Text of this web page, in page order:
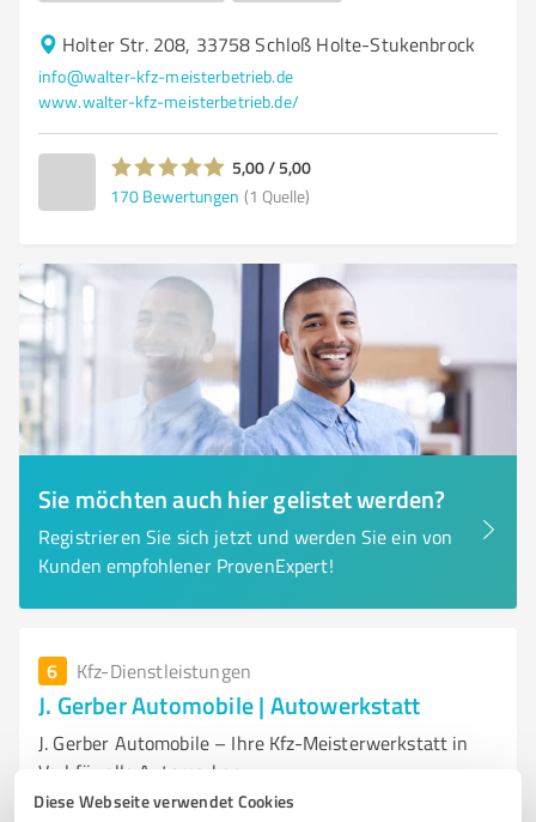
Diese Webseite verwendet Cookies
Holter Str. 208, 33758 Schloß Holte-Stukenbrock
info@walter-kfz-meisterbetrieb.de
www.walter-kfz-meisterbetrieb.de/
5,00 / 5,00
170 Bewertungen (1 Quelle)
Sie möchten auch hier gelistet werden?
Registrieren Sie sich jetzt und werden Sie ein von
Kunden empfohlener ProvenExpert!
6 Kfz-Dienstleistungen
J. Gerber Automobile | Autowerkstatt
J. Gerber Automobile – Ihre Kfz-Meisterwerkstatt in
Verl für alle Automarken
KFZ-MEISTERWERKSTATT AUTOWERKSTATT